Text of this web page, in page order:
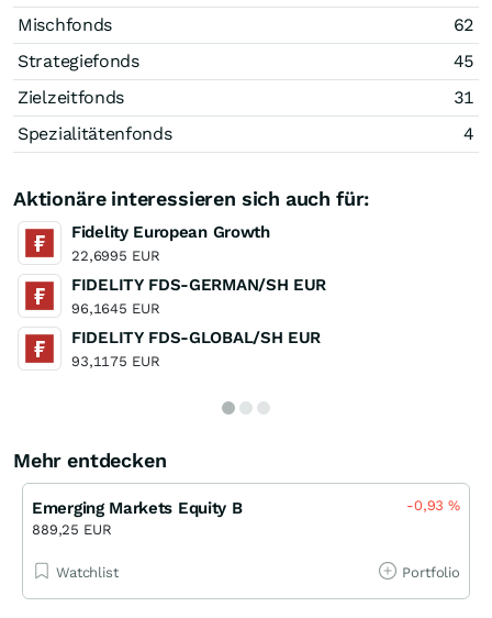
Mischfonds
62
Strategiefonds
45
Zielzeitfonds
31
Spezialitätenfonds
4
Aktionäre interessieren sich auch für:
Fidelity European Growth
22,6995 EUR
FIDELITY FDS-GERMAN/SH EUR
96,1645 EUR
FIDELITY FDS-GLOBAL/SH EUR
93,1175 EUR
Mehr entdecken
Emerging Markets Equity B
889,25 EUR
-0,93%
Watchlist Portfolio